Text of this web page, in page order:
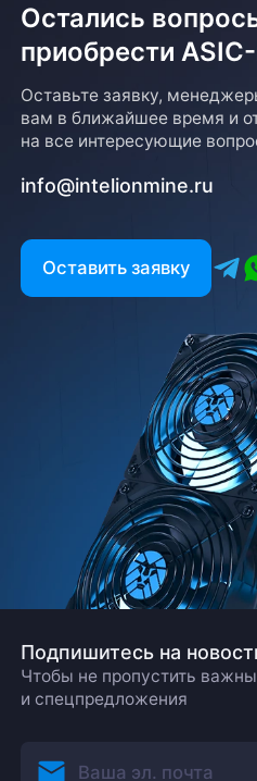
Остались
приобрести
Оставьте заявку,
вам в ближайшее время и
на все интересующие
info@intelionmine.ru
Оставить заявку
Подпишитесь на
Чтобы не пропустить
и спецпредложения